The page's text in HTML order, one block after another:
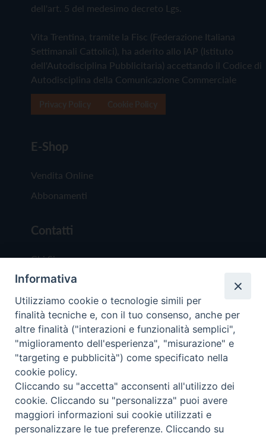
dell'art. 5 del medesimo decreto Lgs.
Vita Trentina, tramite la Fisc (Federazione Italiana
Settimanali Cattolici), ha aderito allo IAP (Istituto
dell'Autodisciplina Pubblicitaria) accettando il Codice di
Autodisciplina della Comunicazione Commerciale
E-Shop
Vendita Online
Abbonamenti
Contatti
Chi Siamo
Redazione
Scrivici
Copyright © 2019 - Tutti i diritti riservati - Vita
Trentina Editrice
Privacy Policy
Informativa
Utilizziamo cookie o tecnologie simili per
finalità tecniche e, con il tuo consenso, anche per
altre finalità ("interazioni e funzionalità semplici",
"miglioramento dell'esperienza", "misurazione" e
"targeting e pubblicità") come specificato nella
cookie policy.
Cliccando su "accetta" acconsenti all'utilizzo dei
cookie. Cliccando su "personalizza" puoi avere
maggiori informazioni sui cookie utilizzati e
personalizzare le tue preferenze. Cliccando su